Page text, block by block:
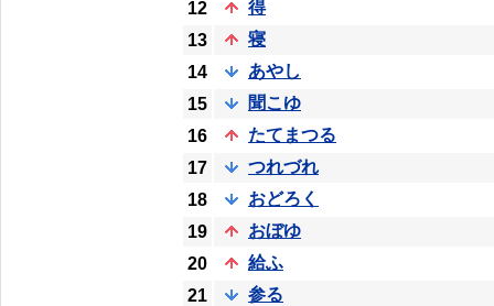
12
得
13
寝
14
あやし
15
聞こゆ
16
たてまつる
17
つれづれ
18
おどろく
19
おぼゆ
20
給ふ
21
参る